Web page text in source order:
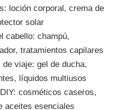
loción corporal, crema de
solar
cabello: champú,
tratamientos capilares
de viaje: gel de ducha,
líquidos multiusos
cosméticos caseros,
aceites esenciales